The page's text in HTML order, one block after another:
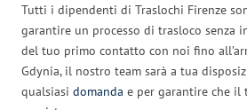
Tutti i dipendenti di Traslochi Firenze
garantire un processo di trasloco senza
del tuo primo contatto con noi fino
Gdynia, il nostro team sarà a tua
qualsiasi domanda e per garantire che il